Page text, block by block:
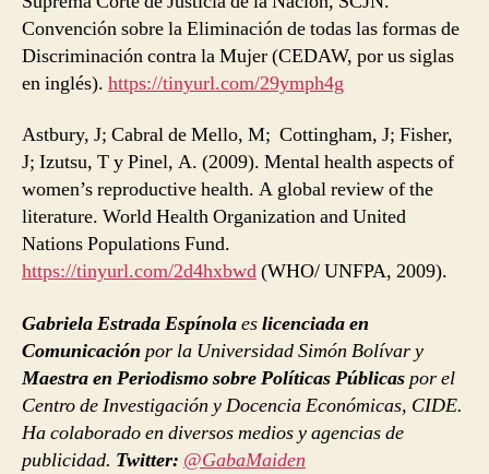
Convención sobre la Eliminación de todas las formas de
Discriminación contra la Mujer (CEDAW, por us siglas
en inglés). https://tinyurl.com/29ymph4g
Astbury, J; Cabral de Mello, M; Cottingham, J; Fisher,
J; Izutsu, T y Pinel, A. (2009). Mental health aspects of
women’s reproductive health. A global review of the
literature. World Health Organization and United
Nations Populations Fund.
https://tinyurl.com/2d4hxbwd(WHO/ UNFPA, 2009).
Gabriela Estrada Espínolaeslicenciada en
Comunicación por la Universidad Simón Bolívar y
Maestra en Periodismo sobre Políticas Públicaspor el
Centro de Investigación y Docencia Económicas, CIDE.
Ha colaborado en diversos medios y agencias de
publicidad. Twitter: @GabaMaiden